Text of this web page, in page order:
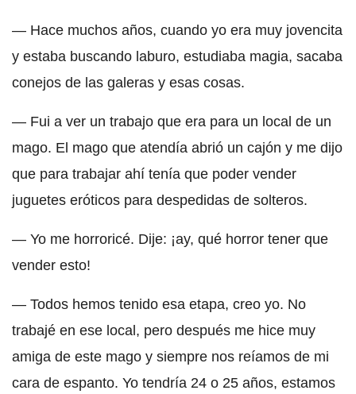
— Hace muchos años, cuando yo era muy jovencita
y estaba buscando laburo, estudiaba magia, sacaba
conejos de las galeras y esas cosas.
— Fui a ver un trabajo que era para un local de un
mago. El mago que atendía abrió un cajón y me dijo
que para trabajar ahí tenía que poder vender
juguetes eróticos para despedidas de solteros.
— Yo me horroricé. Dije: ¡ay, qué horror tener que
vender esto!
— Todos hemos tenido esa etapa, creo yo. No
trabajé en ese local, pero después me hice muy
amiga de este mago y siempre nos reíamos de mi
cara de espanto. Yo tendría 24 o 25 años, estamos